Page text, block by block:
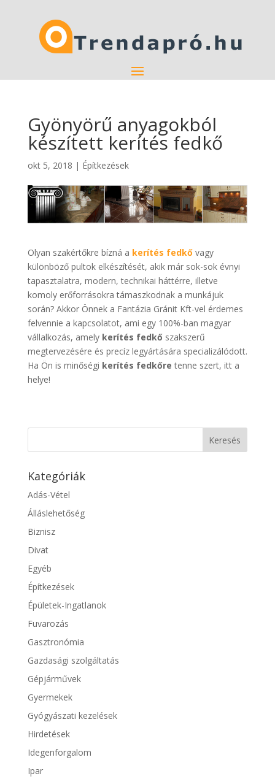
Gyönyörű anyagokból
készített kerítés fedkő
okt 5, 2018 | Építkezések
Olyan szakértőkre bízná a kerítés fedkővagy
különböző pultok elkészítését, akik már sok-sok évnyi
tapasztalatra, modern, technikai háttérre, illetve
komoly erőforrásokra támaszkodnak a munkájuk
során? Akkor Önnek a Fantázia Gránit Kft-vel érdemes
felvennie a kapcsolatot, ami egy 100%-ban magyar
vállalkozás, amely kerítés fedkőszakszerű
megtervezésére és precíz legyártására specializálódott.
Ha Ön is minőségi kerítés fedkőre tenne szert, itt a
helye!
Kategóriák
Adás-Vétel
Álláslehetőség
Biznisz
Divat
Egyéb
Építkezések
Épületek-Ingatlanok
Fuvarozás
Gasztronómia
Gazdasági szolgáltatás
Gépjárművek
Gyermekek
Gyógyászati kezelések
Hirdetések
Idegenforgalom
Ipar